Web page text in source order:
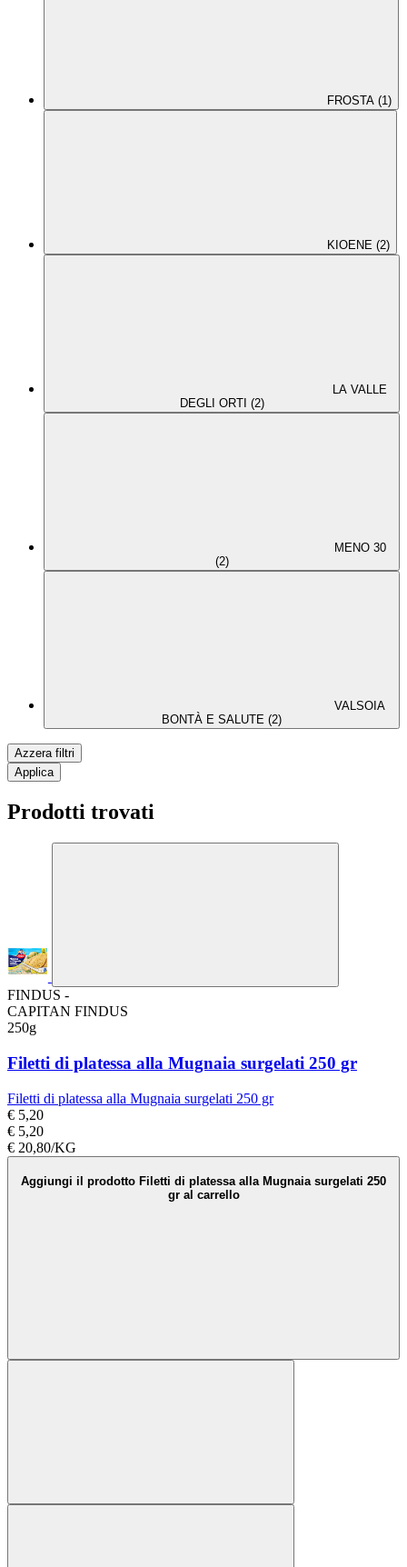
FROSTA (1)
KIOENE (2)
LA VALLE
DEGLI ORTI (2)
MENO 30
(2)
VALSOIA
BONTÀ E SALUTE (2)
Azzera filtri
Applica
Prodotti trovati
FINDUS -
CAPITAN FINDUS
250g
Filetti di platessa alla Mugnaia surgelati 250 gr
Filetti di platessa alla Mugnaia surgelati 250 gr
€ 5,20
€ 5,20
€ 20,80/KG
Aggiungi il prodotto Filetti di platessa alla Mugnaia surgelati 250
gr al carrello